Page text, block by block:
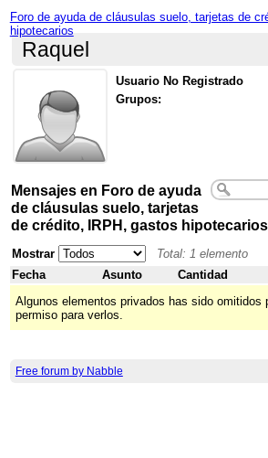
Foro de ayuda de cláusulas suelo, tarjetas de
hipotecarios
Raquel
Usuario No Registrado
Grupos:
Mensajes en Foro de ayuda
de cláusulas suelo, tarjetas
de crédito, IRPH, gastos hipotecarios
Mostrar
Total: 1 elemento
Fecha
Asunto Cantidad
Algunos elementos privados has sido omitidos
permiso para verlos.
Free forum by Nabble